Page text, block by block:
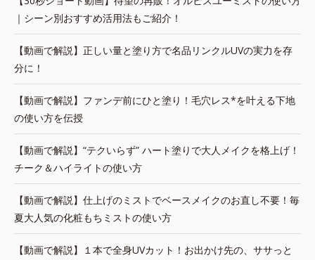
｜シーン別おすすめ活用法もご紹介！
【動画で解説】正しい量と塗り方で名品リンクルUVの実力を存
分に！
【動画で解説】ファンデ前にひと塗り！毛穴レス*を叶える下地
の使い方を伝授
【動画で解説】“テクいらず” ハート塗りで大人メイクを格上げ！
チーク＆ハイライトの使い方
【動画で解説】仕上げのミストでベースメイクのお直し不要！毎
夏大人気の化粧もちミストの使い方
【動画で解説】１本で全身UVカット！お出かけ先の、ササっと